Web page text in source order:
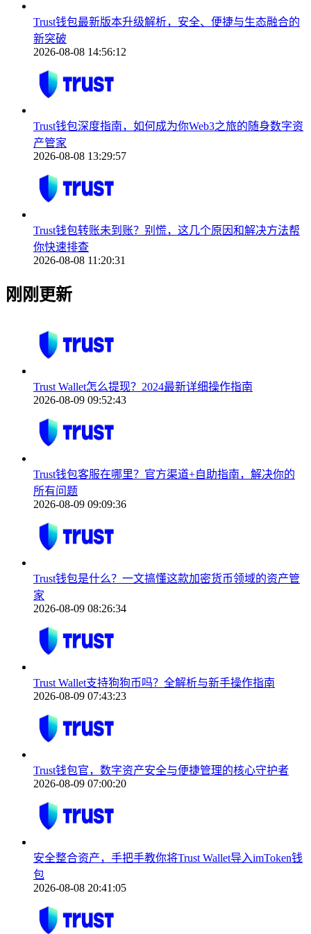
Trust钱包最新版本升级解析，安全、便捷与生态融合的
新突破
2026-08-08 14:56:12
Trust钱包深度指南，如何成为你Web3之旅的随身数字资
产管家
2026-08-08 13:29:57
Trust钱包转账未到账？别慌，这几个原因和解决方法帮
你快速排查
2026-08-08 11:20:31
刚刚更新
Trust Wallet怎么提现？2024最新详细操作指南
2026-08-09 09:52:43
Trust钱包客服在哪里？官方渠道+自助指南，解决你的
所有问题
2026-08-09 09:09:36
Trust钱包是什么？一文搞懂这款加密货币领域的资产管
家
2026-08-09 08:26:34
Trust Wallet支持狗狗币吗？全解析与新手操作指南
2026-08-09 07:43:23
Trust钱包官，数字资产安全与便捷管理的核心守护者
2026-08-09 07:00:20
安全整合资产，手把手教你将Trust Wallet导入imToken钱
包
2026-08-08 20:41:05